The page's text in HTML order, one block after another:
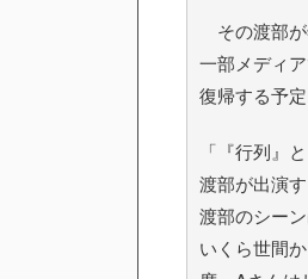
その渡部
一部メディ
復帰する予
「『行列』
渡部が出演
渡部のシー
いくら世間